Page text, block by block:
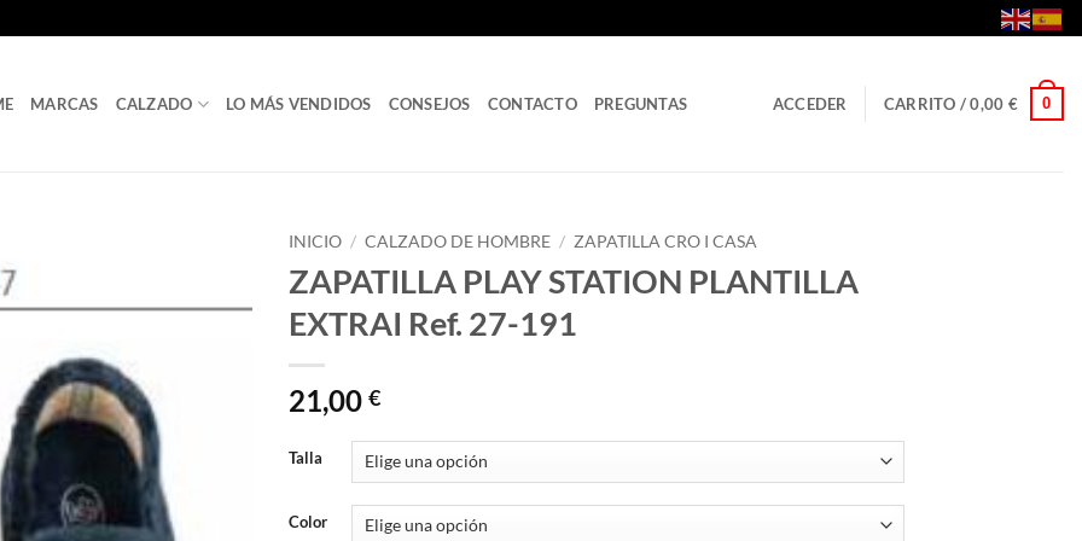
MARCAS CALZADO LO MÁS VENDIDOS CONSEJOS CONTACTO PREGUNTAS ACCEDER CARRITO /0,00 € 0
INICIO / CALZADO DE HOMBRE / ZAPATILLA CRO I CASA
ZAPATILLA PLAY STATION PLANTILLA
EXTRAI Ref. 27-191
21,00 €
Talla
Color